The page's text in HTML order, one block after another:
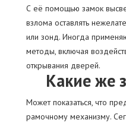
С её помощью замок
взлома оставлять
или зонд. Иногда
методы, включая
открывания дверей.
Какие же
Может показаться, что
рамочному механизму.